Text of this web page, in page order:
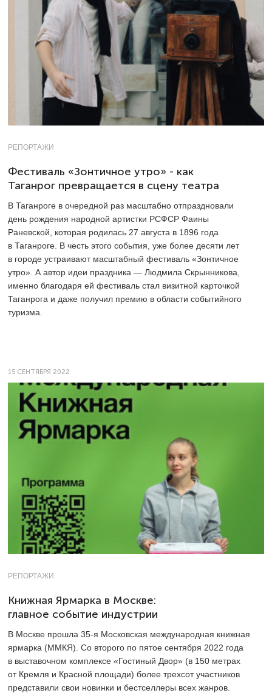
РЕПОРТАЖИ
Фестиваль «Зонтичное утро» - как
Таганрог превращается в сцену театра
В Таганроге в очередной раз масштабно отпраздновали
день рождения народной артистки РСФСР Фаины
Раневской, которая родилась 27 августа в 1896 года
в Таганроге. В честь этого события, уже более десяти лет
в городе устраивают масштабный фестиваль «Зонтичное
утро». А автор идеи праздника — Людмила Скрынникова,
именно благодаря ей фестиваль стал визитной карточкой
Таганрога и даже получил премию в области событийного
туризма.
15 СЕНТЯБРЯ 2022
РЕПОРТАЖИ
Книжная Ярмарка в Москве:
главное событие индустрии
В Москве прошла 35-я Московская международная книжная
ярмарка (ММКЯ). Со второго по пятое сентября 2022 года
в выставочном комплексе «Гостиный Двор» (в 150 метрах
от Кремля и Красной площади) более трехсот участников
представили свои новинки и бестселлеры всех жанров.